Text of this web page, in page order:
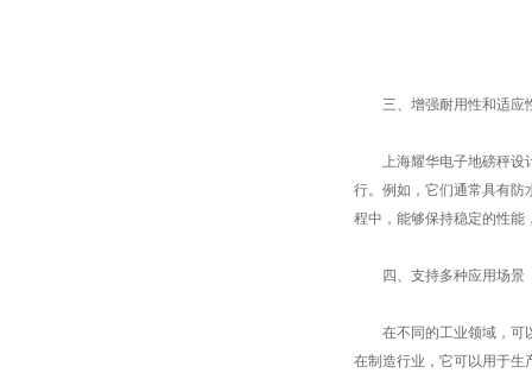
三、增强耐用性和适应
上海耀华电子地磅秤设计
行。例如，它们通常具有防
程中，能够保持稳定的性能
四、支持多种应用场景
在不同的工业领域，可以
在制造行业，它可以用于生